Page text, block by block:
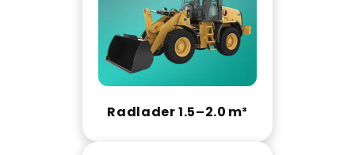
Radlader 1.5–2.0 m³